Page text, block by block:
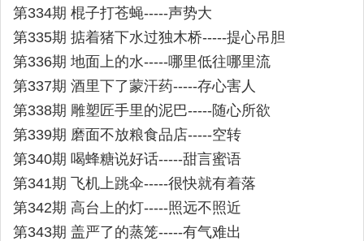
第334期 棍子打苍蝇-----声势大
第335期 掂着猪下水过独木桥-----提心吊胆
第336期 地面上的水-----哪里低往哪里流
第337期 酒里下了蒙汗药-----存心害人
第338期 雕塑匠手里的泥巴-----随心所欲
第339期 磨面不放粮食品店-----空转
第340期 喝蜂糖说好话-----甜言蜜语
第341期 飞机上跳伞-----很快就有着落
第342期 高台上的灯-----照远不照近
第343期 盖严了的蒸笼-----有气难出